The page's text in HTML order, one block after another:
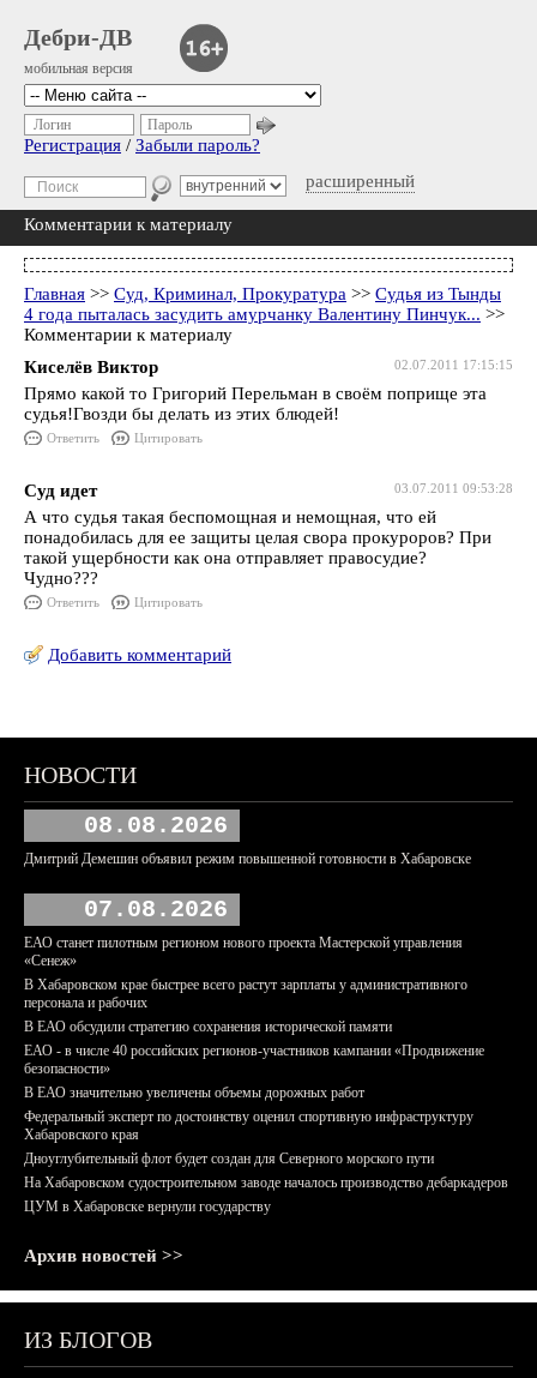
Дебри-ДВ
мобильная версия
расширенный
Логин Пароль
Регистрация / Забыли пароль?
Комментарии к материалу
Главная >> Суд, Криминал, Прокуратура >> Судья из Тынды
4 года пыталась засудить амурчанку Валентину Пинчук... >>
Комментарии к материалу
02.07.2011 17:15:15
Киселёв Виктор
Прямо какой то Григорий Перельман в своём поприще эта
судья!Гвозди бы делать из этих блюдей!
Ответить Цитировать
03.07.2011 09:53:28
Суд идет
А что судья такая беспомощная и немощная, что ей
понадобилась для ее защиты целая свора прокуроров? При
такой ущербности как она отправляет правосудие?
Чудно???
Ответить Цитировать
Добавить комментарий
НОВОСТИ
08.08.2026
Дмитрий Демешин объявил режим повышенной готовности в Хабаровске
07.08.2026
ЕАО станет пилотным регионом нового проекта Мастерской управления
«Сенеж»
В Хабаровском крае быстрее всего растут зарплаты у административного
персонала и рабочих
В ЕАО обсудили стратегию сохранения исторической памяти
ЕАО - в числе 40 российских регионов-участников кампании «Продвижение
безопасности»
В ЕАО значительно увеличены объемы дорожных работ
Федеральный эксперт по достоинству оценил спортивную инфраструктуру
Хабаровского края
Дноуглубительный флот будет создан для Северного морского пути
На Хабаровском судостроительном заводе началось производство дебаркадеров
ЦУМ в Хабаровске вернули государству
Архив новостей >>
ИЗ БЛОГОВ